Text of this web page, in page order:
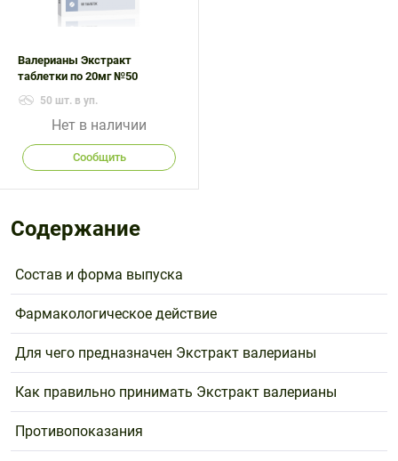
Валерианы Экстракт
таблетки по 20мг №50
50 шт. в уп.
Нет в наличии
Сообщить
Содержание
Состав и форма выпуска
Фармакологическое действие
Для чего предназначен Экстракт валерианы
Как правильно принимать Экстракт валерианы
Противопоказания